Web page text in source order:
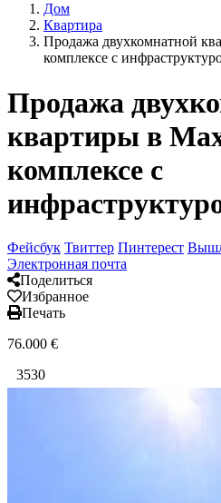
Дом
Квартира
Продажа двухкомнатной
комплексе с
Продажа
квартиры в
комплексе с
Фейсбук Твиттер Пинтерест
Электронная почта
Поделиться
Избранное
Печать
76.000 €
3530